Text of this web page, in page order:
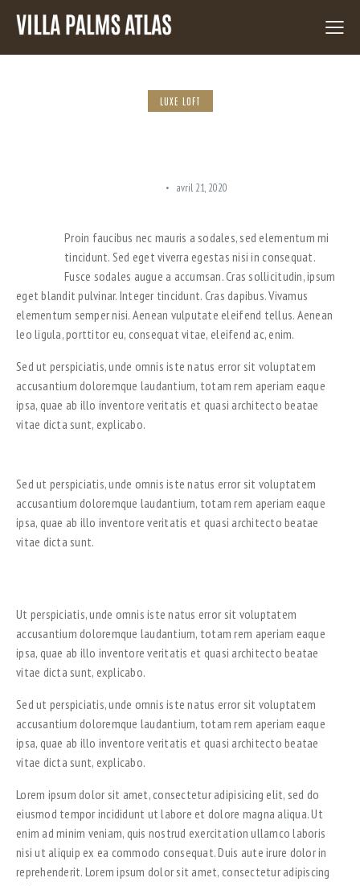
LUXE LOFT
avril 21, 2020
Proin faucibus nec mauris a sodales, sed elementum mi
tincidunt. Sed eget viverra egestas nisi in consequat.
Fusce sodales augue a accumsan. Cras sollicitudin, ipsum
eget blandit pulvinar. Integer tincidunt. Cras dapibus. Vivamus
elementum semper nisi. Aenean vulputate eleifend tellus. Aenean
leo ligula, porttitor eu, consequat vitae, eleifend ac, enim.
Sed ut perspiciatis, unde omnis iste natus error sit voluptatem
accusantium doloremque laudantium, totam rem aperiam eaque
ipsa, quae ab illo inventore veritatis et quasi architecto beatae
vitae dicta sunt, explicabo.
Sed ut perspiciatis, unde omnis iste natus error sit voluptatem
accusantium doloremque laudantium, totam rem aperiam eaque
ipsa, quae ab illo inventore veritatis et quasi architecto beatae
vitae dicta sunt.
Ut perspiciatis, unde omnis iste natus error sit voluptatem
accusantium doloremque laudantium, totam rem aperiam eaque
ipsa, quae ab illo inventore veritatis et quasi architecto beatae
vitae dicta sunt, explicabo.
Sed ut perspiciatis, unde omnis iste natus error sit voluptatem
accusantium doloremque laudantium, totam rem aperiam eaque
ipsa, quae ab illo inventore veritatis et quasi architecto beatae
vitae dicta sunt, explicabo.
Lorem ipsum dolor sit amet, consectetur adipisicing elit, sed do
eiusmod tempor incididunt ut labore et dolore magna aliqua. Ut
enim ad minim veniam, quis nostrud exercitation ullamco laboris
nisi ut aliquip ex ea commodo consequat. Duis aute irure dolor in
reprehenderit. Lorem ipsum dolor sit amet, consectetur adipiscing